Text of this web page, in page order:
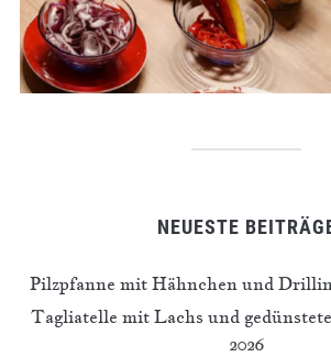
NEUESTE
Pilzpfanne mit Hähnchen und
Tagliatelle mit Lachs und
2026